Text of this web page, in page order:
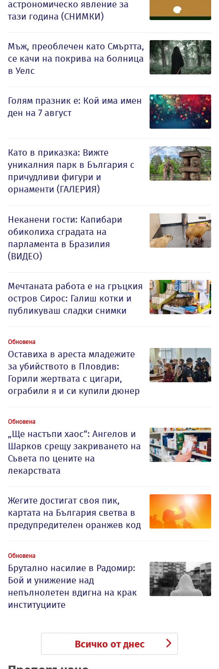
астрономическо явление за
тази година (СНИМКИ)
Мъж, преоблечен като Смъртта,
се качи на покрива на болница
в Уелс
Голям празник е: Кой има имен
ден на 7 август
Като в приказка: Вижте
уникалния парк в България с
причудливи фигури и
орнаменти (ГАЛЕРИЯ)
Неканени гости: Капибари
обиколиха сградата на
парламента в Бразилия
(ВИДЕО)
Мечтаната работа е на гръцкия
остров Сирос: Галиш котки и
публикуваш сладки снимки
Обновена
Оставиха в ареста младежите
за убийството в Пловдив:
Горили жертвата с цигари,
ограбили я и си купили дюнер
Обновена
„Ще настъпи хаос“: Ангелов и
Шарков срещу закриването на
Съвета по цените на
лекарствата
Жегите достигат своя пик,
картата на България светва в
предупредителен оранжев код
Обновена
Брутално насилие в Радомир:
Бой и унижение над
непълнолетен вдигна на крак
институциите
Всичко от днес